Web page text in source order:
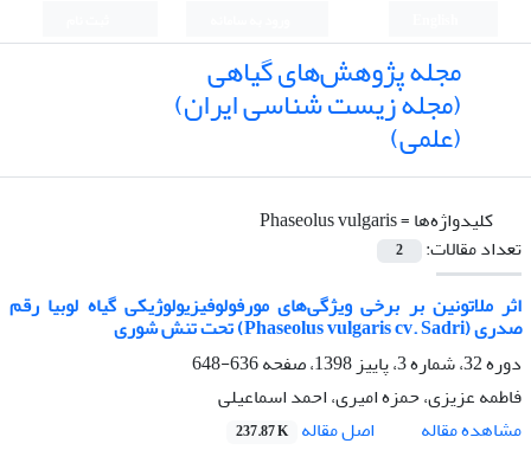
مجله پژوهش‌های گیاهی
(مجله زیست شناسی ایران)
(علمی)
کلیدواژه‌ها =Phaseolus vulgaris
تعداد مقالات:
2
اثر ملاتونین بر برخی ویژگی‌های مورفولوفیزیولوژیکی گیاه لوبیا رقم
صدری (Phaseolus vulgaris cv. Sadri) تحت تنش شوری
دوره 32، شماره 3، پاییز 1398، صفحه
636-648
فاطمه عزیزی، حمزه امیری، احمد اسماعیلی
مشاهده مقاله
اصل مقاله 237.87 K